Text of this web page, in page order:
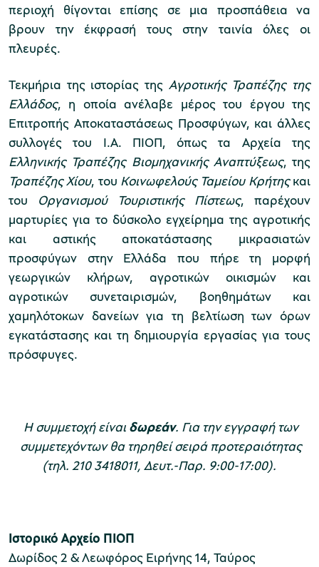
Μουσείο Αργυροτεχνίας
ομάδες
προγράμματα
εισιτήρια
εισιτηρίων
περιοχή θίγονται επίσης σε μια προσπάθεια να
βρουν την έκφρασή τους στην ταινία όλες οι
πλευρές.
Τεκμήρια της ιστορίας της Αγροτικής Τραπέζης της
Ελλάδος, η οποία ανέλαβε μέρος του έργου της
Επιτροπής Αποκαταστάσεως Προσφύγων, και άλλες
συλλογές του Ι.Α. ΠΙΟΠ, όπως τα Αρχεία της
Ελληνικής Τραπέζης Βιομηχανικής Αναπτύξεως, της
Τραπέζης Χίου, του Κοινωφελούς Ταμείου Κρήτηςκαι
του Οργανισμού Τουριστικής Πίστεως, παρέχουν
μαρτυρίες για το δύσκολο εγχείρημα της αγροτικής
και αστικής αποκατάστασης μικρασιατών
προσφύγων στην Ελλάδα που πήρε τη μορφή
γεωργικών κλήρων, αγροτικών οικισμών και
αγροτικών συνεταιρισμών, βοηθημάτων και
χαμηλότοκων δανείων για τη βελτίωση των όρων
εγκατάστασης και τη δημιουργία εργασίας για τους
πρόσφυγες.
Η συμμετοχή είναι δωρεάν. Για την εγγραφή των
συμμετεχόντων θα τηρηθεί σειρά προτεραιότητας
(τηλ. 210 3418011, Δευτ.-Παρ. 9:00-17:00).
Ιστορικό Αρχείο ΠΙΟΠ
Δωρίδος 2 & Λεωφόρος Ειρήνης 14, Ταύρος